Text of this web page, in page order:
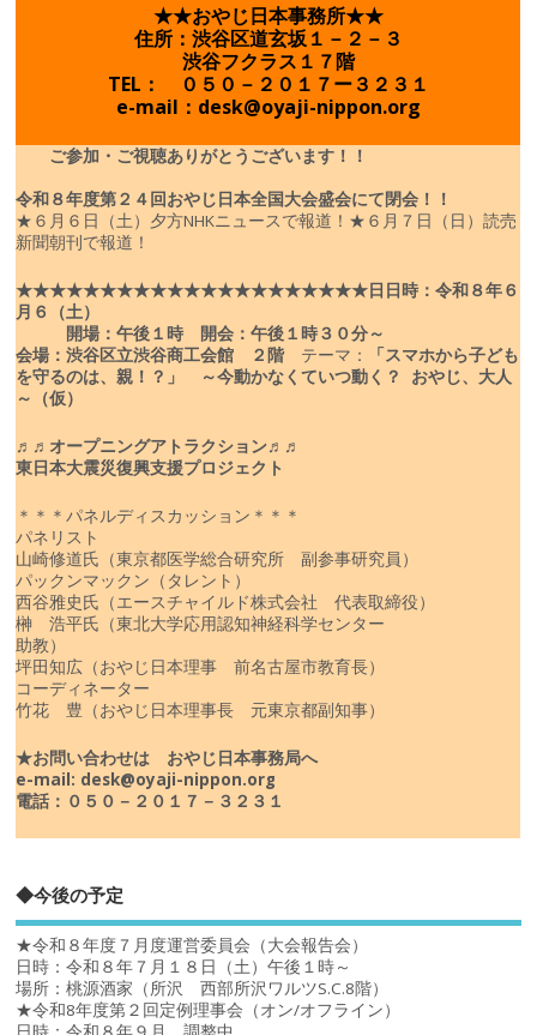
★★おやじ日本事務所★★
住所：渋谷区道玄坂１－２－３
渋谷フクラス１７階
TEL： ０５０－２０１７ー３２３１
e-mail：desk@oyaji-nippon.org
ご参加・ご視聴ありがとうございます！！
令和８年度第２４回おやじ日本全国大会盛会にて閉会！！
★６月６日（土）夕方NHKニュースで報道！ ★６月７日（日）読売
新聞朝刊で報道！
★★★★★★★★★★★★★★★★★★★★★日 日時：令和８年６
月６（土）
開場：午後１時 開会：午後１時３０分～
会場：渋谷区立渋谷商工会館 ２階 テーマ：
「スマホから子ども
を守るのは、親！？」
～今動かなくていつ動く？ おやじ、大人
～（仮）
♬♬オープニングアトラクション♬♬
東日本大震災復興支援プロジェクト
＊＊＊パネルディスカッション＊＊＊
パネリスト
山崎修道氏（東京都医学総合研究所 副参事研究員）
パックンマックン（タレント）
西谷雅史氏（エースチャイルド株式会社 代表取締役）
榊 浩平氏（東北大学応用認知神経科学センター
助教）
坪田知広（おやじ日本理事 前名古屋市教育長）
コーディネーター
竹花 豊（おやじ日本理事長 元東京都副知事）
★お問い合わせは おやじ日本事務局へ
e-mail: desk@oyaji-nippon.org
電話：０５０－２０１７－３２３１
◆今後の予定
★令和８年度７月度運営委員会（大会報告会）
日時：令和８年７月１８日（土）午後１時～
場所：桃源酒家（所沢 西部所沢ワルツS.C.8階）
★令和8年度第２回定例理事会（オン/オフライン）